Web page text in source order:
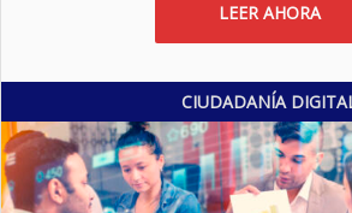
LEER AHORA
CIUDADANÍA